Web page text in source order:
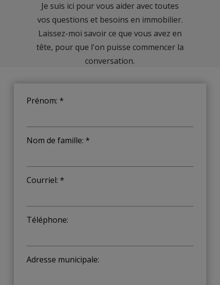
Je suis ici pour vous aider avec toutes
vos questions et besoins en immobilier.
Laissez-moi savoir ce que vous avez en
tête, pour que l'on puisse commencer la
conversation.
Prénom: *
Nom de famille: *
Courriel: *
Téléphone:
Adresse municipale: